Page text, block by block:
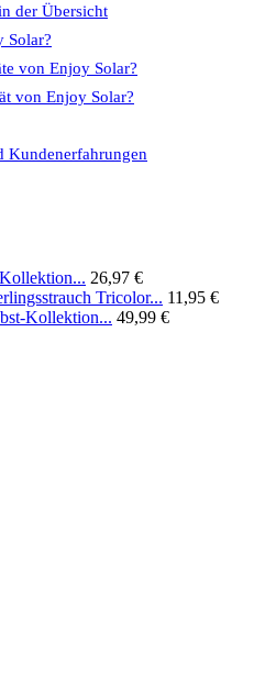
der Übersicht
Solar?
von Enjoy Solar?
von Enjoy Solar?
Kundenerfahrungen
26,97 €
Tricolor... 11,95 €
Kollektion... 49,99 €